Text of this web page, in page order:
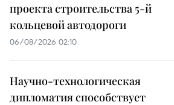
проекта строительства 5-й
кольцевой автодороги
06/08/2026 02:10
Научно-технологическая
дипломатия способствует